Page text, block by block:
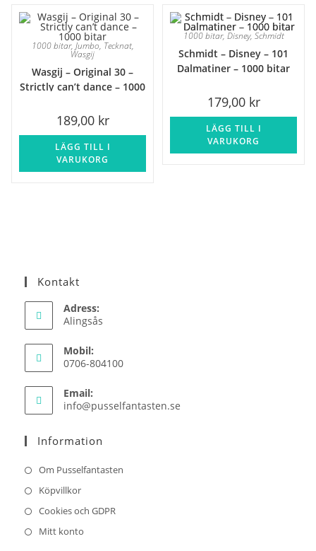
1000 bitar, Jumbo, Tecknat,
Wasgij
Wasgij – Original 30 –
Strictly can’t dance – 1000
189,00 kr
LÄGG TILL I
VARUKORG
1000 bitar, Disney, Schmidt
Schmidt – Disney – 101
Dalmatiner – 1000 bitar
179,00 kr
LÄGG TILL I
VARUKORG
Kontakt
Adress:
Alingsås
Mobil:
0706-804100
Email:
info@pusselfantasten.se
Information
Om Pusselfantasten
Köpvillkor
Cookies och GDPR
Mitt konto